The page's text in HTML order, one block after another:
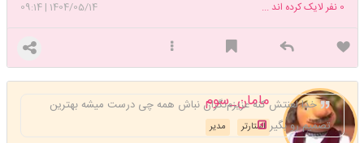
1404/05/14
|
09:14 0 نفر لایک کرده اند ...
مامان_سوم
مدیر استارتر
خدا لعنتش کنه عزیزم‌نگران نباش همه چی درست میشه بهترین
تصمیم رو بگیر